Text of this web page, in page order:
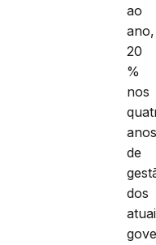
ao
ano,
20
%
nos
de
dos